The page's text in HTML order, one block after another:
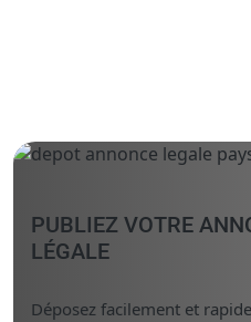
PUBLIEZ VOTRE
LÉGALE
Déposez facilement et